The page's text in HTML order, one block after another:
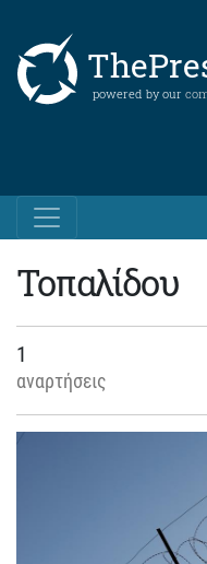
powered by our
Τοπαλίδου
1
αναρτήσεις